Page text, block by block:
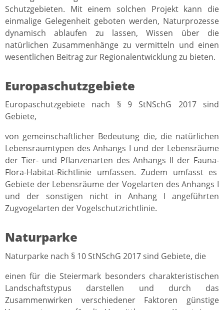
Schutzgebieten. Mit einem solchen Projekt kann die
einmalige Gelegenheit geboten werden, Naturprozesse
dynamisch ablaufen zu lassen, Wissen über die
natürlichen Zusammenhänge zu vermitteln und einen
wesentlichen Beitrag zur Regionalentwicklung zu bieten.
Europaschutzgebiete
Europaschutzgebiete nach § 9 StNSchG 2017 sind
Gebiete,
von gemeinschaftlicher Bedeutung die, die natürlichen
Lebensraumtypen des Anhangs I und der Lebensräume
der Tier- und Pflanzenarten des Anhangs II der Fauna-
Flora-Habitat-Richtlinie umfassen. Zudem umfasst es
Gebiete der Lebensräume der Vogelarten des Anhangs I
und der sonstigen nicht in Anhang I angeführten
Zugvogelarten der Vogelschutzrichtlinie.
Naturparke
Naturparke nach § 10 StNSchG 2017 sind Gebiete, die
einen für die Steiermark besonders charakteristischen
Landschaftstypus darstellen und durch das
Zusammenwirken verschiedener Faktoren günstige